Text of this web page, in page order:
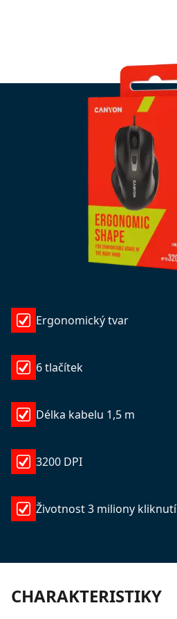
Ergonomický tvar
6 tlačítek
Délka kabelu 1,5 m
3200 DPI
Životnost 3 miliony kliknutí
CHARAKTERISTIKY